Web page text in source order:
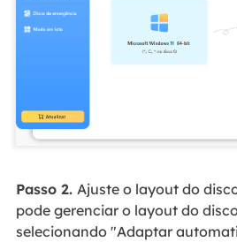
Passo 2. Ajuste o layout do
pode gerenciar o layout do
selecionando "Adaptar